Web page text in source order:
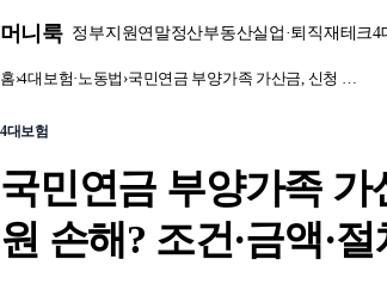
머니룩 정부지원연말정산부동산실업·퇴직재테크4
홈›4대보험·노동법 ›국민연금 부양가족 가산금, 신청 …
4대보험
국민연금 부양가족 가
원 손해? 조건·금액·절